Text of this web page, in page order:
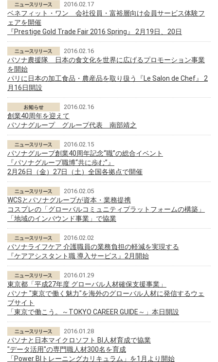
2016.02.17
ベネフィット・ワン 会社役員・富裕層向け会員サービス体験フ
ェアを開催
『Prestige Gold Trade Fair 2016 Spring』 2月19日、20日
2016.02.16
パソナ農援隊 日本の食文化を世界に広げるプロモーション事業
を開始
パリに日本の加工食品・農産品を取り扱う『Le Salon de Chef』 2
月16日開設
2016.02.16
創業40周年を迎えて
パソナグループ グループ代表 南部靖之
2016.02.15
パソナグループ創業40周年記念“職”の総合イベント
『パソナグループ職博“共に歩む”』
2月26日（金）27日（土）全国各拠点で開催
2016.02.05
WCSとパソナグループが資本・業務提携
コスプレの「グローバルコミュニティプラットフォームの構築」
「地域のインバウンド事業」で協業
2016.02.02
パソナライフケア 介護職員の業務負担の軽減を実現する
『ケアアシスタント職 導入サービス』2月開始
2016.01.29
東京都「平成27年度 グローバル人材確保支援事業」
パソナ "東京で働く魅力"を海外のグローバル人材に発信するウェ
ブサイト
「東京で働こう。～TOKYO CAREER GUIDE～」本日開設
2016.01.28
パソナと日本マイクロソフト BI人材育成で協業
"データ活用"の専門職人材300名を育成
「Power BIトレーニングカリキュラム」を1月より開始